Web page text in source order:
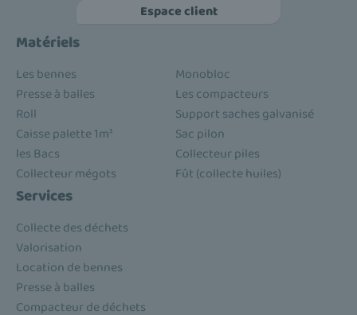
Espace client
Matériels
Les bennes
Monobloc
Presse à balles
Les compacteurs
Roll
Support saches galvanisé
Caisse palette 1m³
Sac pilon
les Bacs
Collecteur piles
Collecteur mégots
Fût (collecte huiles)
Services
Collecte des déchets
Valorisation
Location de bennes
Presse à balles
Compacteur de déchets